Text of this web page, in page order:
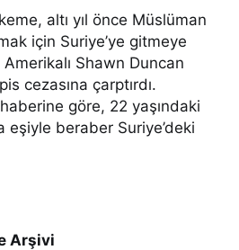
altı yıl önce Müslüman
için Suriye’ye gitmeye
Amerikalı Shawn Duncan
cezasına çarptırdı.
göre, 22 yaşındaki
eşiyle beraber Suriye’deki
Arşivi